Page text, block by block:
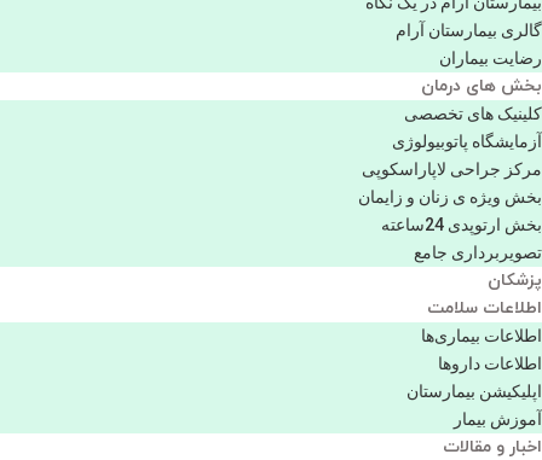
گالری بیمارستان آرام
رضایت بیماران
بخش های درمان
کلینیک های تخصصی
آزمایشگاه پاتوبیولوژی
مرکز جراحی لاپاراسکوپی
بخش ویژه ی زنان و زایمان
بخش ارتوپدی 24ساعته
تصویربرداری جامع
پزشكان
اطلاعات سلامت
اطلاعات بیماری‌ها
اطلاعات دارو‌ها
اپليكيشن بيمارستان
آموزش بیمار
اخبار و مقالات